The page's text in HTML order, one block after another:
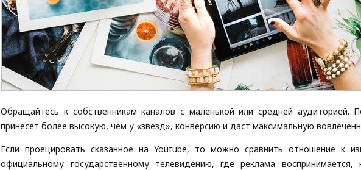
Обращайтесь к собственникам каналов с маленькой или средней аудиторией.
принесет более высокую, чем у «звезд», конверсию и даст максимальную
Если проецировать сказанное на Youtube, то можно сравнить отношение к
официальному государственному телевидению, где реклама воспринимается,